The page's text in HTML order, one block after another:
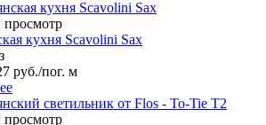
кухня Scavolini Sax
руб./пог. м